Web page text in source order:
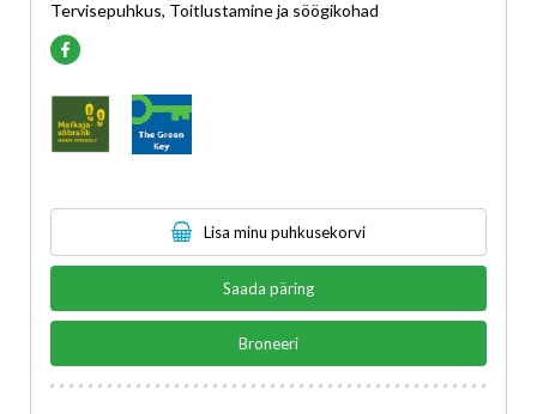
Tervisepuhkus, Toitlustamine ja söögikohad
Lisa minu puhkusekorvi
Saada päring
Broneeri